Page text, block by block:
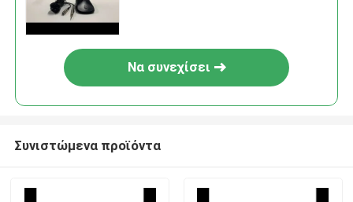
Να συνεχίσει
Συνιστώμενα προϊόντα